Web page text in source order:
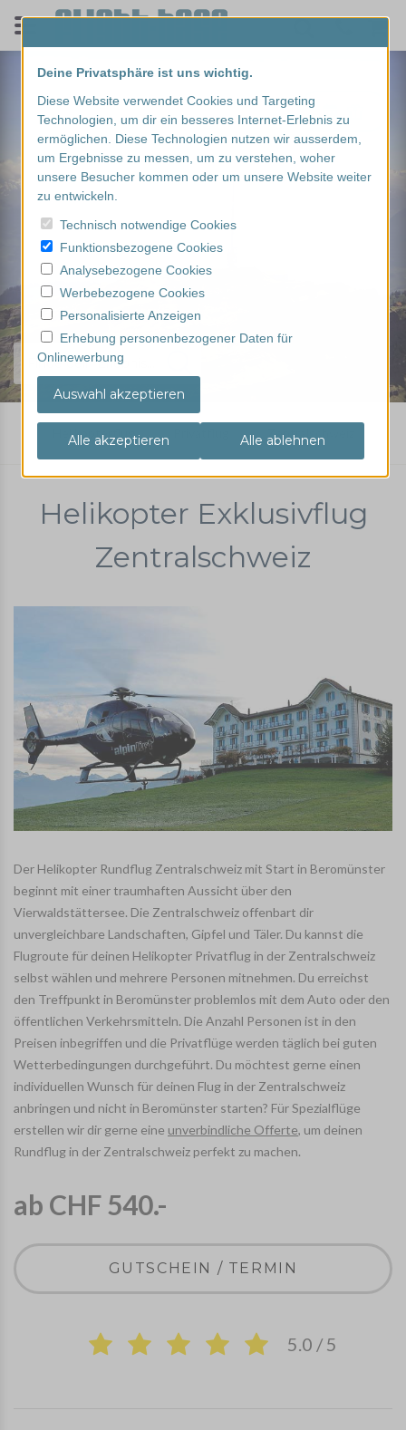
Finde dein Erlebnis...
Helikopterflug Zentralschweiz
Helikopter Exklusivflug
Zentralschweiz
Der Helikopter Rundflug Zentralschweiz mit Start in Beromünster
beginnt mit einer traumhaften Aussicht über den
Vierwaldstättersee. Die Zentralschweiz offenbart dir
unvergleichbare Landschaften, Gipfel und Täler. Du kannst die
Flugroute für deinen Helikopter Privatflug in der Zentralschweiz
selbst wählen und mehrere Personen mitnehmen. Du erreichst
den Treffpunkt in Beromünster problemlos mit dem Auto oder den
öffentlichen Verkehrsmitteln. Die Anzahl Personen ist in den
Preisen inbegriffen und die Privatflüge werden täglich bei guten
Wetterbedingungen durchgeführt. Du möchtest gerne einen
individuellen Wunsch für deinen Flug in der Zentralschweiz
anbringen und nicht in Beromünster starten? Für Spezialflüge
erstellen wir dir gerne eine unverbindliche Offerte, um deinen
Rundflug in der Zentralschweiz perfekt zu machen.
ab CHF 540.-
GUTSCHEIN / TERMIN
5.0 / 5
Deine Privatsphäre ist uns wichtig.
Diese Website verwendet Cookies und Targeting
Technologien, um dir ein besseres Internet-Erlebnis zu
ermöglichen. Diese Technologien nutzen wir ausserdem,
um Ergebnisse zu messen, um zu verstehen, woher
unsere Besucher kommen oder um unsere Website weiter
zu entwickeln.
Technisch notwendige Cookies
Funktionsbezogene Cookies
Analysebezogene Cookies
Werbebezogene Cookies
Personalisierte Anzeigen
Erhebung personenbezogener Daten für
Onlinewerbung